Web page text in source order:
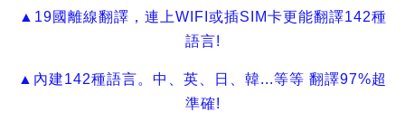
▲19國離線翻譯，連上WIFI或插SIM卡更能翻譯142種
語言!
▲內建142種語言。中、英、日、韓...等等 翻譯97%超
準確!